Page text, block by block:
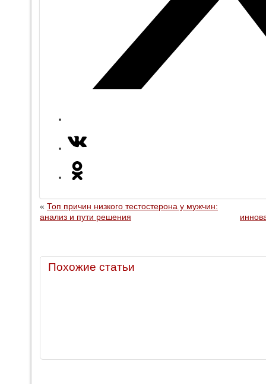
« Топ причин низкого тестостерона у мужчин:
анализ и пути решения
Похожие статьи